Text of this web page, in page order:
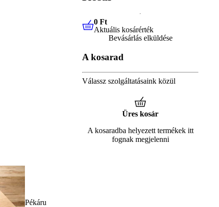
Pékáru
0 FtAktuális kosárérték
0 Ft
Aktuális kosárérték
Bevásárlás elküldése
A kosarad
Válassz szolgáltatásaink közül
Üres kosár
A kosaradba helyezett termékek itt
fognak megjelenni